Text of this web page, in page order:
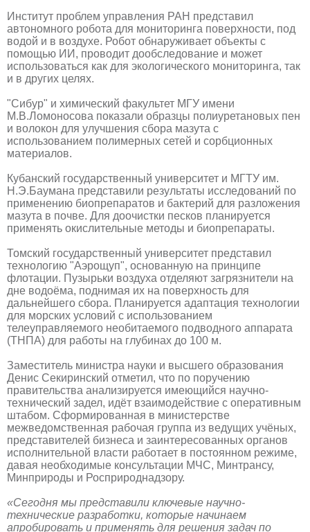
Институт проблем управления РАН представил
автономного робота для мониторинга поверхности, под
водой и в воздухе. Робот обнаруживает объекты с
помощью ИИ, проводит дообследование и может
использоваться как для экологического мониторинга, так
и в других целях.
"Сибур" и химический факультет МГУ имени
М.В.Ломоносова показали образцы полиуретановых пен
и волокон для улучшения сбора мазута с
использованием полимерных сетей и сорбционных
материалов.
Кубанский государственный университет и МГТУ им.
Н.Э.Баумана представили результаты исследований по
применению биопрепаратов и бактерий для разложения
мазута в почве. Для доочистки песков планируется
применять окислительные методы и биопрепараты.
Томский государственный университет представил
технологию "Аэрощуп", основанную на принципе
флотации. Пузырьки воздуха отделяют загрязнители на
дне водоёма, поднимая их на поверхность для
дальнейшего сбора. Планируется адаптация технологии
для морских условий с использованием
телеуправляемого необитаемого подводного аппарата
(ТНПА) для работы на глубинах до 100 м.
Заместитель министра науки и высшего образования
Денис Секиринский отметил, что по поручению
правительства анализируется имеющийся научно-
технический задел, идёт взаимодействие с оперативным
штабом. Сформированная в министерстве
межведомственная рабочая группа из ведущих учёных,
представителей бизнеса и заинтересованных органов
исполнительной власти работает в постоянном режиме,
давая необходимые консультации МЧС, Минтрансу,
Минприроды и Росприроднадзору.
«Сегодня мы представили ключевые научно-
технические разработки, которые начинаем
апробировать и применять для решения задач по